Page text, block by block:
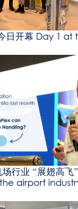
日开幕 Day 1 at
行业 “展翅高
airport